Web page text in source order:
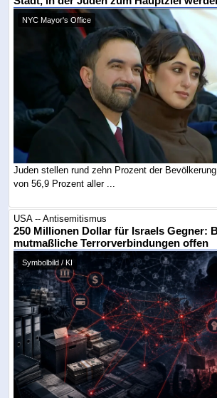
NYC Mayor's Office
Juden stellen rund zehn Prozent der
von 56,9 Prozent aller ...
USA -- Antisemitismus
250 Millionen Dollar für Israels Gegner:
mutmaßliche Terrorverbindungen offen
Symbolbild / KI